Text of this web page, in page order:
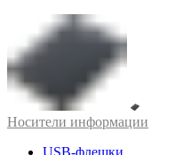
Носители информации
USB-флешки